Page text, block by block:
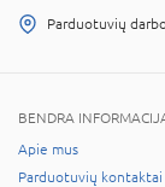
Parduotuvių
BENDRA
Apie mus
Parduotuvių kontaktai